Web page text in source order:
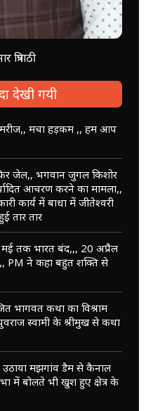
देखी गयी
मरीज,, मचा हड़कम ,, हम आप
जेल,, भगवान जुगल किशोर
आचरण करने का मामला,,
कार्य में बाधा में जीतेश्वरी
तार तार
तक भारत बंद,,, 20 अप्रैल
PM ने कहा बहुत शक्ति से
भागवत कथा का विश्राम
स्वामी के श्रीमुख से कथा
उठाया मझगांव डैम से कैनाल
में बोलते भी खुश हुए क्षेत्र के